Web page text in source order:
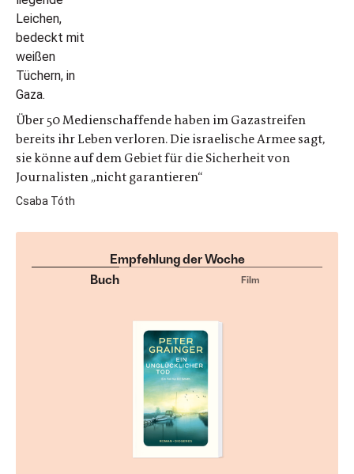
Über 50 Medienschaffende haben im Gazastreifen
bereits ihr Leben verloren. Die israelische Armee sagt,
sie könne auf dem Gebiet für die Sicherheit von
Journalisten „nicht garantieren“
Csaba Tóth
Empfehlung der Woche
Buch
Film